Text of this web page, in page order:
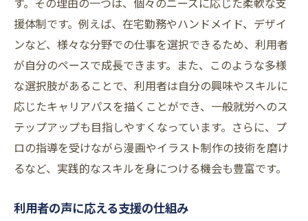
援体制です。例えば、在宅勤務やハンドメイド、デザイ
ンなど、様々な分野での仕事を選択できるため、利用者
が自分のペースで成長できます。また、このような多様
な選択肢があることで、利用者は自分の興味やスキルに
応じたキャリアパスを描くことができ、一般就労へのス
テップアップも目指しやすくなっています。さらに、プ
ロの指導を受けながら漫画やイラスト制作の技術を磨け
るなど、実践的なスキルを身につける機会も豊富です。
利用者の声に応える支援の仕組み